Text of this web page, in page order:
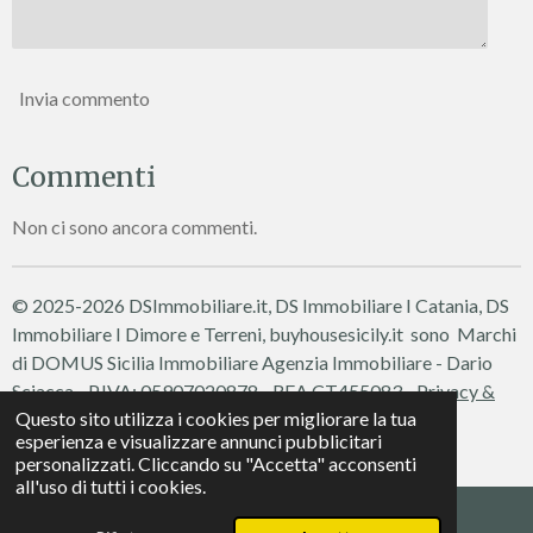
Questo sito utilizza i cookies per migliorare la tua
esperienza e visualizzare annunci pubblicitari
personalizzati. Cliccando su "Accetta" acconsenti
all'uso di tutti i cookies.
Invia commento
Commenti
Non ci sono ancora commenti.
© 2025-2026 DSImmobiliare.it, DS Immobiliare I Catania, DS
Immobiliare I Dimore e Terreni, buyhousesicily.it sono Marchi
di DOMUS Sicilia ImmobiliareAgenzia Immobiliare - Dario
Sciacca - P.IVA: 05907020878 - REA CT455083 -Privacy &
Cookie Policy
Fornito daWebador